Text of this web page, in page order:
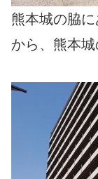
熊本城の脇
から、熊本城